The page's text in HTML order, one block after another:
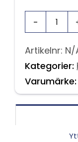
Artikelnr: N/
Kategorier:
Varumärke: